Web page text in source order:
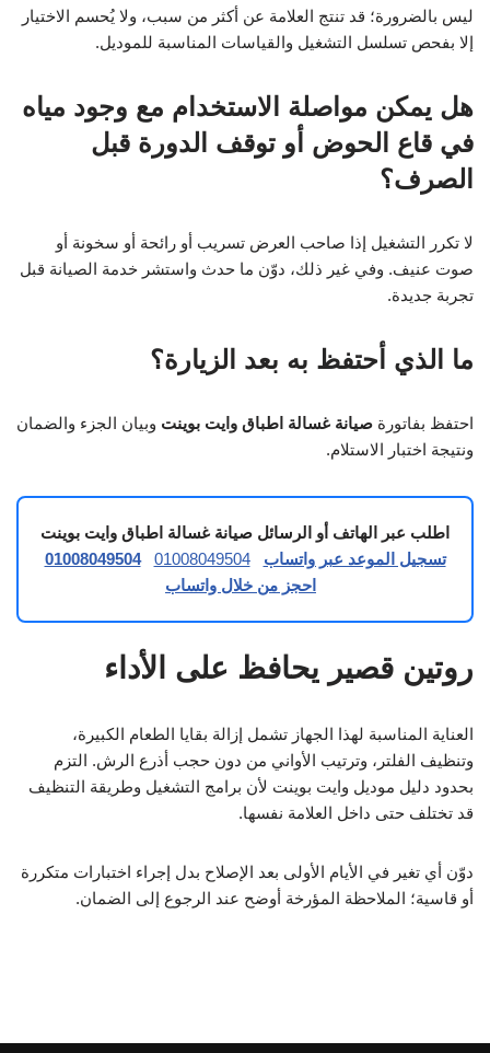
ليس بالضرورة؛ قد تنتج العلامة عن أكثر من سبب، ولا يُحسم الاختيار
إلا بفحص تسلسل التشغيل والقياسات المناسبة للموديل.
هل يمكن مواصلة الاستخدام مع وجود مياه
في قاع الحوض أو توقف الدورة قبل
الصرف؟
لا تكرر التشغيل إذا صاحب العرض تسريب أو رائحة أو سخونة أو
صوت عنيف. وفي غير ذلك، دوّن ما حدث واستشر خدمة الصيانة قبل
تجربة جديدة.
ما الذي أحتفظ به بعد الزيارة؟
احتفظ بفاتورة صيانة غسالة اطباق وايت بوينت وبيان الجزء والضمان
ونتيجة اختبار الاستلام.
اطلب عبر الهاتف أو الرسائل صيانة غسالة اطباق وايت بوينت
تسجيل الموعد عبر واتساب
01008049504
01008049504
احجز من خلال واتساب
روتين قصير يحافظ على الأداء
العناية المناسبة لهذا الجهاز تشمل إزالة بقايا الطعام الكبيرة،
وتنظيف الفلتر، وترتيب الأواني من دون حجب أذرع الرش. التزم
بحدود دليل موديل وايت بوينت لأن برامج التشغيل وطريقة التنظيف
قد تختلف حتى داخل العلامة نفسها.
دوّن أي تغير في الأيام الأولى بعد الإصلاح بدل إجراء اختبارات متكررة
أو قاسية؛ الملاحظة المؤرخة أوضح عند الرجوع إلى الضمان.